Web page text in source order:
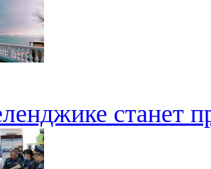
станет